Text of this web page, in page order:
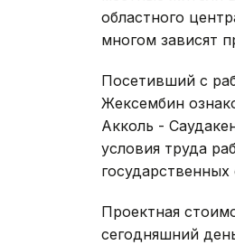
областного
многом зависят
Посетивший с
Жексембин
Акколь -
условия труда
государственных
Проектная
сегодняшний